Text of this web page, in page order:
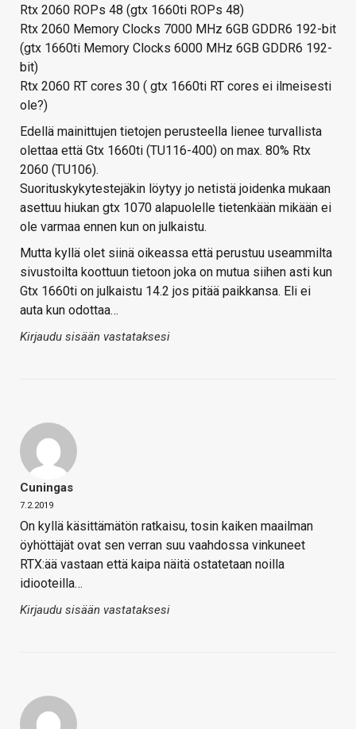
Rtx 2060 ROPs 48 (gtx 1660ti ROPs 48)
Rtx 2060 Memory Clocks 7000 MHz 6GB GDDR6 192-bit
(gtx 1660ti Memory Clocks 6000 MHz 6GB GDDR6 192-
bit)
Rtx 2060 RT cores 30 ( gtx 1660ti RT cores ei ilmeisesti
ole?)
Edellä mainittujen tietojen perusteella lienee turvallista
olettaa että Gtx 1660ti (TU116-400) on max. 80% Rtx
2060 (TU106).
Suorituskykytestejäkin löytyy jo netistä joidenka mukaan
asettuu hiukan gtx 1070 alapuolelle tietenkään mikään ei
ole varmaa ennen kun on julkaistu.
Mutta kyllä olet siinä oikeassa että perustuu useammilta
sivustoilta koottuun tietoon joka on mutua siihen asti kun
Gtx 1660ti on julkaistu 14.2 jos pitää paikkansa. Eli ei
auta kun odottaa…
Kirjaudu sisään vastataksesi
Cuningas
7.2.2019
On kyllä käsittämätön ratkaisu, tosin kaiken maailman
öyhöttäjät ovat sen verran suu vaahdossa vinkuneet
RTX:ää vastaan että kaipa näitä ostatetaan noilla
idiooteilla…
Kirjaudu sisään vastataksesi